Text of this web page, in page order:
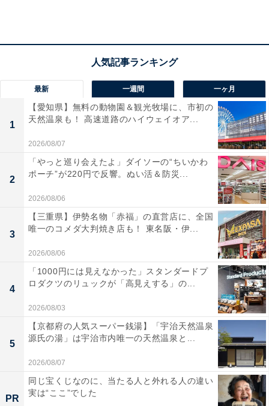
＞3位までの全ランキング結果を見る
【おすすめ記事】
すかいらーくブランド利用率ランキング！ 3位「ジョナ
サン」、2位「バーミヤン」、1位は？
チーズ好きなら異議あり!? サイゼリアの人気メニューラ
ンキングTOP3はチーズの量ひかえめ
「飲食チェーン店」満足度ランキング！ 3位「モスバー
ガー」、同率1位は前年度8位からランクアップの？
・
「イタリア直送でこの値段はお得！」好きなサイゼリヤ
のデザートランキング 2位「イタリアンプリン」を抑え1
位に輝いたのは…？
最新 一週間 一ヶ月
1
【愛知県】無料の動物園＆観光牧場に、市初の
天然温泉も！ 高速道路のハイウェイオア...
2026/08/07
2
「やっと巡り会えたよ」ダイソーの“ちいかわ
ポーチ”が220円で反響。ぬい活＆防災...
2026/08/06
3
【三重県】伊勢名物「赤福」の直営店に、全国
唯一のコメダ大判焼き店も！ 東名阪・伊...
2026/08/06
4
「1000円には見えなかった」スタンダードプ
ロダクツのリュックが「高見えする」の...
2026/08/03
5
【京都府の人気スーパー銭湯】「宇治天然温泉
源氏の湯」は宇治市内唯一の天然温泉と...
2026/08/07
PR
同じ宝くじなのに、当たる人と外れる人の違い
実は“ここ”でした